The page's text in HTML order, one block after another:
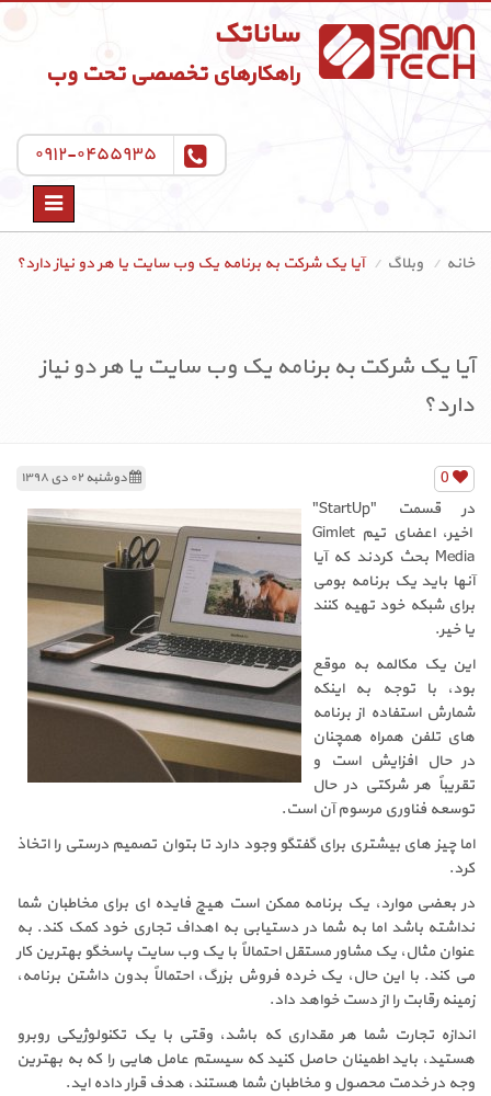
ساناتک
راهکارهای تخصصی تحت وب
۰۹۱۲-۰۴۵۵۹۳۵
Toggle
خانه
وبلاگ آیا یک شرکت به برنامه یک وب سایت یا هر دو نیاز دارد؟
آیا یک شرکت به برنامه یک وب سایت یا هر دو نیاز
دارد؟
دوشنبه ۰۲ دی ۱۳۹۸
0
در قسمت "StartUp"
اخیر، اعضای تیم Gimlet
Media بحث کردند که آیا
آنها باید یک برنامه بومی
برای شبکه خود تهیه کنند
یا خیر.
این یک مکالمه به موقع
بود، با توجه به اینکه
شمارش استفاده از برنامه
های تلفن همراه همچنان
در حال افزایش است و
تقریباً هر شرکتی در حال
توسعه فناوری مرسوم آن است.
اما چیز های بیشتری برای گفتگو وجود دارد تا بتوان تصمیم درستی را اتخاذ
کرد.
در بعضی موارد، یک برنامه ممکن است هیچ فایده ای برای مخاطبان شما
نداشته باشد اما به شما در دستیابی به اهداف تجاری خود کمک کند. به
عنوان مثال، یک مشاور مستقل احتمالاً با یک وب سایت پاسخگو بهترین کار
می کند. با این حال، یک خرده فروش بزرگ، احتمالاً بدون داشتن برنامه،
زمینه رقابت را از دست خواهد داد.
اندازه تجارت شما هر مقداری که باشد، وقتی با یک تکنولوژیکی روبرو
هستید، باید اطمینان حاصل کنید که سیستم عامل هایی را که به بهترین
وجه در خدمت محصول و مخاطبان شما هستند، هدف قرار داده اید.